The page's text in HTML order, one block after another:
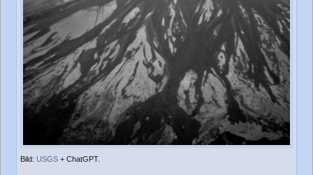
Bild: USGS + ChatGPT.